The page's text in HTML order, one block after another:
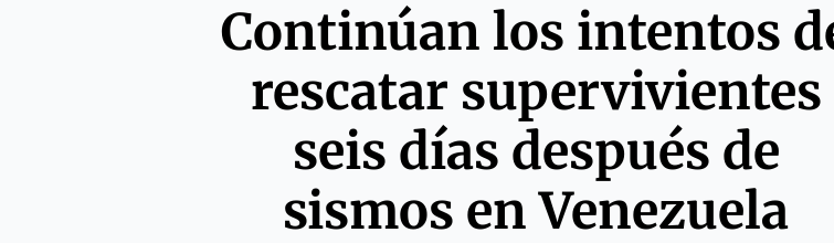
Continúan los intentos
rescatar supervivientes
seis días después de
sismos en Venezuela